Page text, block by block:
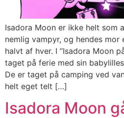
Isadora Moon er ikke helt som
nemlig vampyr, og hendes mor
halvt af hver. I ”Isadora Moon
taget på ferie med sin
De er taget på camping ved
helt eget telt […]
Isadora Moon